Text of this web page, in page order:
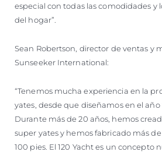
especial con todas las comodidades y
del hogar”.
Sean Robertson, director de ventas y
Sunseeker International:
“Tenemos mucha experiencia en la
yates, desde que diseñamos en el año
Durante más de 20 años, hemos
super yates y hemos fabricado más
100 pies. El 120 Yacht es un concepto